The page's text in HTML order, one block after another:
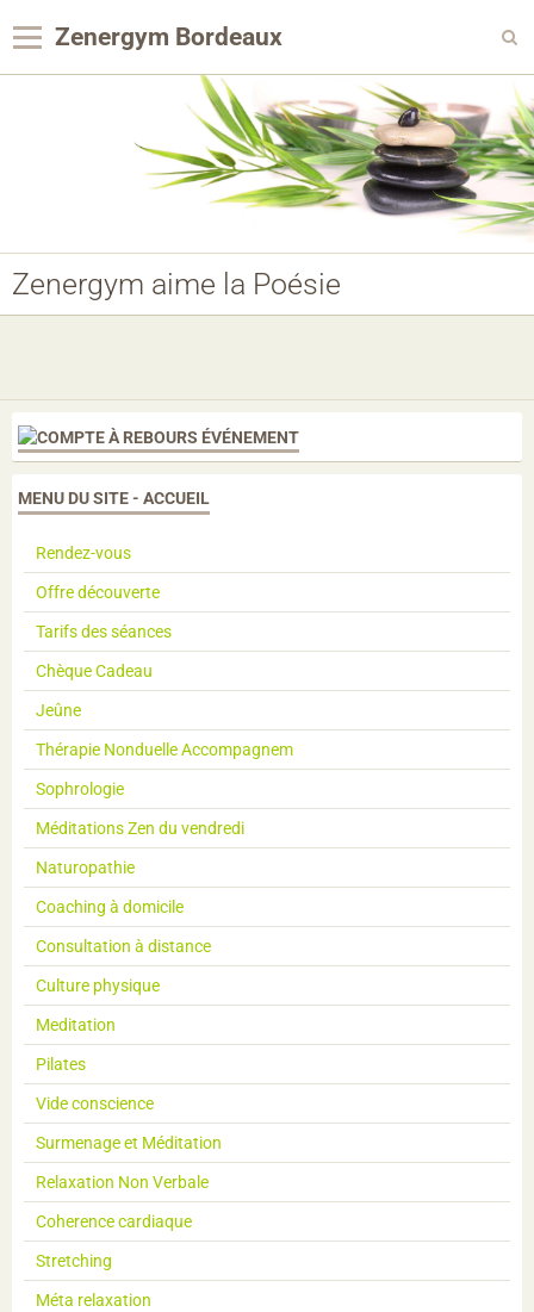
Zenergym Bordeaux
Votre compte
Agenda
Pages
Zenergym aime la Poésie
MENU DU SITE - ACCUEIL
Rendez-vous
Offre découverte
Tarifs des séances
Chèque Cadeau
Jeûne
Thérapie Nonduelle Accompagnem
Sophrologie
Méditations Zen du vendredi
Naturopathie
Coaching à domicile
Consultation à distance
Culture physique
Meditation
Pilates
Vide conscience
Surmenage et Méditation
Relaxation Non Verbale
Coherence cardiaque
Stretching
Méta relaxation